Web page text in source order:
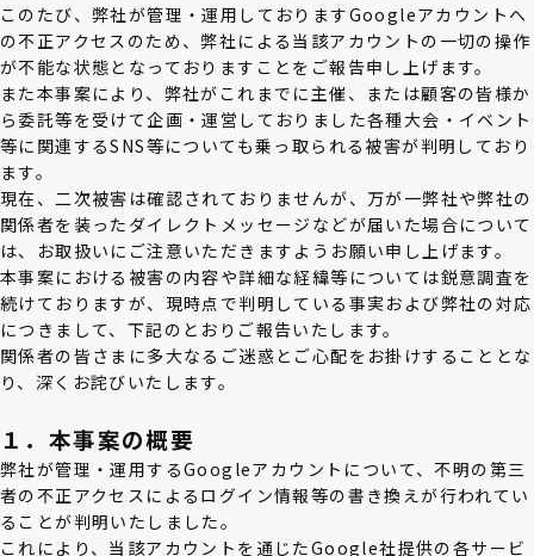
このたび、弊社が管理・運用しておりますGoogleアカウントへ
の不正アクセスのため、弊社による当該アカウントの一切の操作
が不能な状態となっておりますことをご報告申し上げます。
また本事案により、弊社がこれまでに主催、または顧客の皆様か
ら委託等を受けて企画・運営しておりました各種大会・イベント
等に関連するSNS等についても乗っ取られる被害が判明しており
ます。
現在、二次被害は確認されておりませんが、万が一弊社や弊社の
関係者を装ったダイレクトメッセージなどが届いた場合について
は、お取扱いにご注意いただきますようお願い申し上げます。
本事案における被害の内容や詳細な経緯等については鋭意調査を
続けておりますが、現時点で判明している事実および弊社の対応
につきまして、下記のとおりご報告いたします。
関係者の皆さまに多大なるご迷惑とご心配をお掛けすることとな
り、深くお詫びいたします。
１．本事案の概要
弊社が管理・運用するGoogleアカウントについて、不明の第三
者の不正アクセスによるログイン情報等の書き換えが行われてい
ることが判明いたしました。
これにより、当該アカウントを通じたGoogle社提供の各サービ